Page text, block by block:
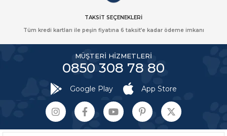
TAKSİT SEÇENEKLERİ
Tüm kredi kartları ile peşin fiyatına 6 taksit’e kadar ödeme imkanı
MÜŞTERİ HİZMETLERİ
0850 308 78 80
Google Play App Store